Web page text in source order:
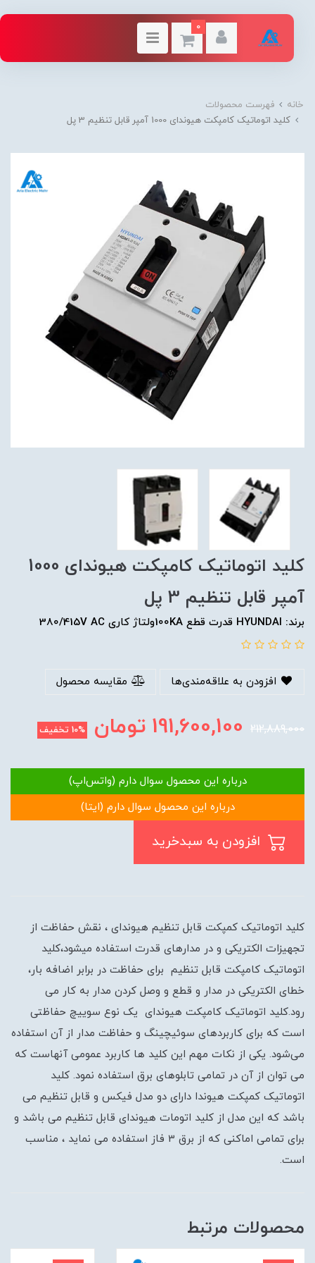
0
خانه
فهرست محصولات
کلید اتوماتیک کامپکت هیوندای 1000 آمپر قابل تنظیم 3 پل
کلید اتوماتیک کامپکت هیوندای 1000
آمپر قابل تنظیم 3 پل
برند: HYUNDAI قدرت قطع 100KAولتاژ کاری 380/415V AC
افزودن به علاقه‌مندی‌ها مقایسه محصول
212,889,000
191,600,100تومان 10%تخفیف
درباره این محصول سوال دارم (واتس‌اپ)
درباره این محصول سوال دارم (ایتا)
کلید اتوماتیک کمپکت قابل تنظیم هیوندای ، نقش حفاظت از
تجهیزات الکتریکی و در مدارهای قدرت استفاده میشود،کلید
اتوماتیک کامپکت قابل تنظیم برای حفاظت در برابر اضافه بار،
خطای الکتریکی در مدار و قطع و وصل کردن مدار به کار می
رود.کلید اتوماتیک کامپکت هیوندای یک نوع سوییچ حفاظتی
است که برای کاربردهای سوئیچینگ و حفاظت مدار از آن استفاده
می‌شود. یکی از نکات مهم این کلید ها کاربرد عمومی آنهاست که
می توان از آن در تمامی تابلوهای برق استفاده نمود. کلید
اتوماتیک کمپکت هیوندا دارای دو مدل فیکس و قابل تنظیم می
باشد که این مدل از کلید اتومات هیوندای قابل تنظیم می باشد و
برای تمامی اماکنی که از برق 3 فاز استفاده می نماید ، مناسب
است.
محصولات مرتبط